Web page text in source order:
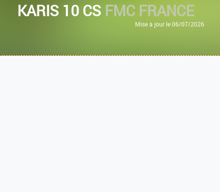
KARIS 10 CS FMC FRANCE
Mise à jour le 06/07/2026